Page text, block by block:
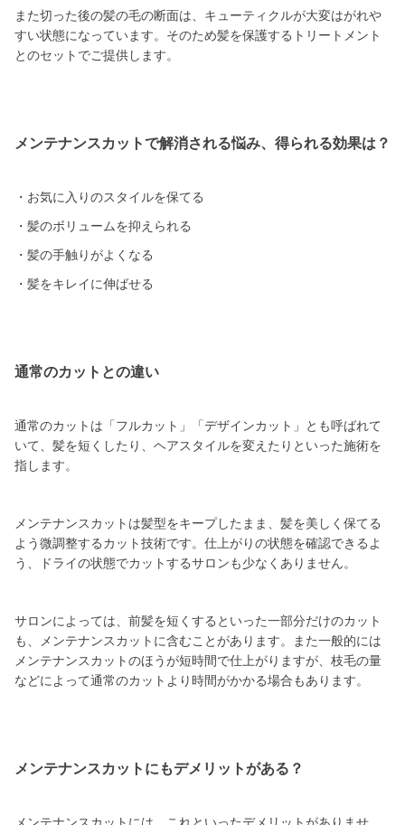
また切った後の髪の毛の断面は、キューティクルが大変はがれや
すい状態になっています。そのため髪を保護するトリートメント
とのセットでご提供します。
メンテナンスカットで解消される悩み、得られる効果は？
・お気に入りのスタイルを保てる
・髪のボリュームを抑えられる
・髪の手触りがよくなる
・髪をキレイに伸ばせる
通常のカットとの違い
通常のカットは「フルカット」「デザインカット」とも呼ばれて
いて、髪を短くしたり、ヘアスタイルを変えたりといった施術を
指します。
メンテナンスカットは髪型をキープしたまま、髪を美しく保てる
よう微調整するカット技術です。仕上がりの状態を確認できるよ
う、ドライの状態でカットするサロンも少なくありません。
サロンによっては、前髪を短くするといった一部分だけのカット
も、メンテナンスカットに含むことがあります。また一般的には
メンテナンスカットのほうが短時間で仕上がりますが、枝毛の量
などによって通常のカットより時間がかかる場合もあります。
メンテナンスカットにもデメリットがある？